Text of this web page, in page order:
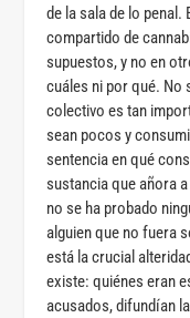
de la sala de lo penal.
compartido de
supuestos, y no en
cuáles ni por qué. No
colectivo es tan
sean pocos y
sentencia en qué
sustancia que añora
no se ha probado
alguien que no fuera
está la crucial
existe: quiénes eran
acusados, difundían